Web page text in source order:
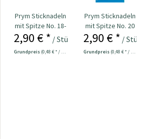
Prym Sticknadeln
mit Spitze No. 18-
22 Nr. 125554
2,90 € * / Stück
Grundpreis (0,48 € * / 1 Stück)
Prym Sticknadeln
mit Spitze No. 20
Nr. 125551
2,90 € * / Stück
Grundpreis (0,48 € * / 1 Stück)